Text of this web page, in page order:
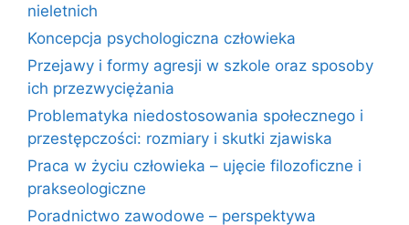
nieletnich
Koncepcja psychologiczna człowieka
Przejawy i formy agresji w szkole oraz sposoby
ich przezwyciężania
Problematyka niedostosowania społecznego i
przestępczości: rozmiary i skutki zjawiska
Praca w życiu człowieka – ujęcie filozoficzne i
prakseologiczne
Poradnictwo zawodowe – perspektywa